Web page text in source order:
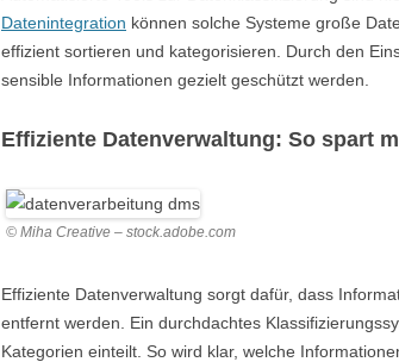
Datenintegration können solche Systeme große
effizient sortieren und kategorisieren. Durch den
sensible Informationen gezielt geschützt werden.
Effiziente Datenverwaltung: So spart
© Miha Creative – stock.adobe.com
Effiziente Datenverwaltung sorgt dafür, dass
entfernt werden. Ein durchdachtes
Kategorien einteilt. So wird klar, welche